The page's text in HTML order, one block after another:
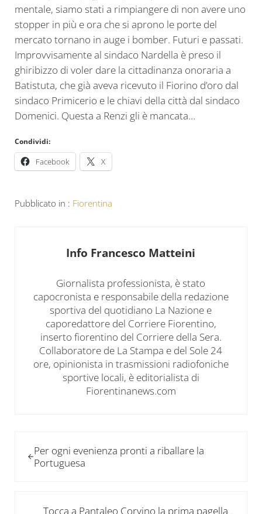
mentale, siamo stati a rimpiangere di non avere uno
stopper in più e ora che si aprono le porte del
mercato tornano in auge i bomber. Futuri e passati.
Improvvisamente al sindaco Nardella è preso il
ghiribizzo di voler dare la cittadinanza onoraria a
Batistuta, che già aveva ricevuto il Fiorino d’oro dal
sindaco Primicerio e le chiavi della città dal sindaco
Domenici. Questa a Renzi gli è mancata…
Condividi:
Facebook X
Pubblicato in : Fiorentina
Info Francesco Matteini
Giornalista professionista, è stato
capocronista e responsabile della redazione
sportiva del quotidiano La Nazione e
caporedattore del Corriere Fiorentino,
inserto fiorentino del Corriere della Sera.
Collaboratore de La Stampa e del Sole 24
ore, opinionista in trasmissioni radiofoniche
sportive locali, è editorialista di
Fiorentinanews.com
Per ogni evenienza pronti a riballare la
Portuguesa
Tocca a Pantaleo Corvino la prima pagella